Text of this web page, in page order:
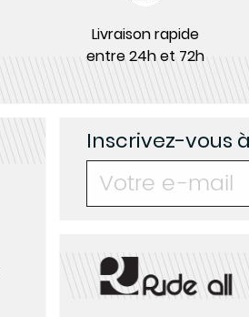
Livraison rapide
entre 24h et 72h
Inscrivez-vous